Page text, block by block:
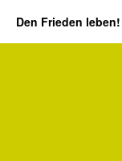
Den Frieden leben!